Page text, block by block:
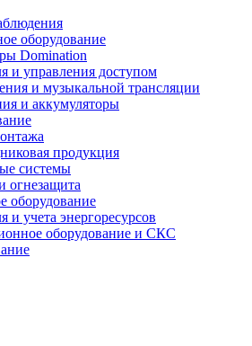
оборудование
Domination
и управления доступом
и музыкальной трансляции
и аккумуляторы
продукция
системы
огнезащита
оборудование
и учета энергоресурсов
оборудование и СКС